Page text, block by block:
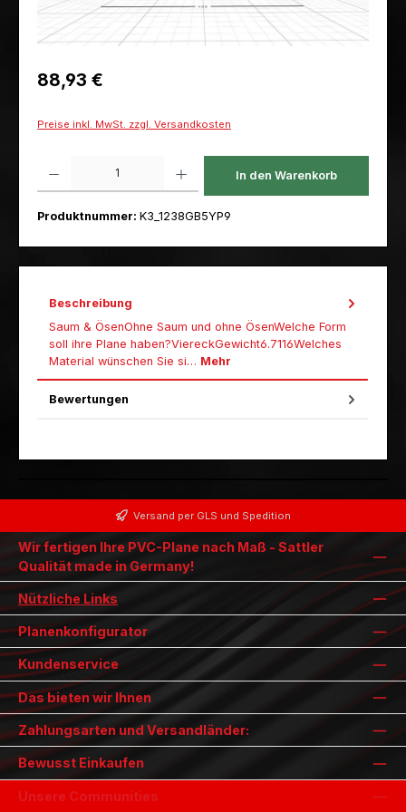
Regulärer Preis:
88,93 €
Preise inkl. MwSt. zzgl. Versandkosten
In den Warenkorb
Produktnummer: K3_1238GB5YP9
Beschreibung
Saum & ÖsenOhne Saum und ohne ÖsenWelche Form
soll ihre Plane haben?ViereckGewicht6.7116Welches
Material wünschen Sie si… Mehr
Bewertungen
Versand per GLS und Spedition
Wir fertigen Ihre PVC-Plane nach Maß - Sattler
Qualität made in Germany!
Nützliche Links
Planenkonfigurator
Kundenservice
Das bieten wir Ihnen
Zahlungsarten und Versandländer:
Bewusst Einkaufen
Unsere Communities